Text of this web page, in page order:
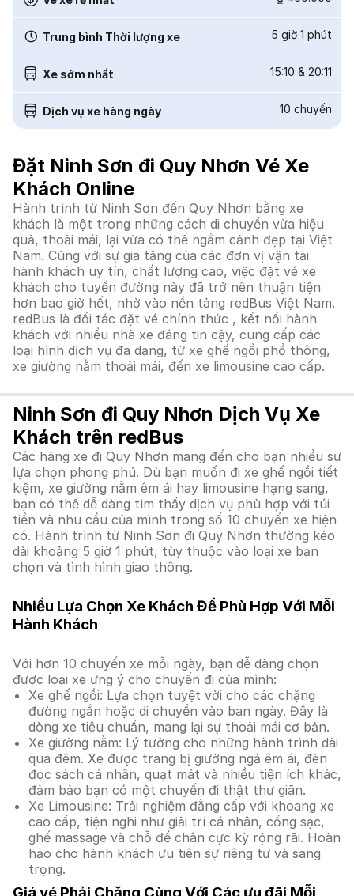
Trung bình Thời lượng xe 5 giờ 1 phút
Xe sớm nhất 15:10 & 20:11
Dịch vụ xe hàng ngày 10 chuyến
Đặt Ninh Sơn đi Quy Nhơn Vé Xe
Khách Online
Hành trình từ Ninh Sơn đến Quy Nhơn bằng xe
khách là một trong những cách di chuyển vừa hiệu
quả, thoải mái, lại vừa có thể ngắm cảnh đẹp tại Việt
Nam. Cùng với sự gia tăng của các đơn vị vận tải
hành khách uy tín, chất lượng cao, việc đặt vé xe
khách cho tuyến đường này đã trở nên thuận tiện
hơn bao giờ hết, nhờ vào nền tảng redBus Việt Nam.
redBus là đối tác đặt vé chính thức , kết nối hành
khách với nhiều nhà xe đáng tin cậy, cung cấp các
loại hình dịch vụ đa dạng, từ xe ghế ngồi phổ thông,
xe giường nằm thoải mái, đến xe limousine cao cấp.
Ninh Sơn đi Quy Nhơn Dịch Vụ Xe
Khách trên redBus
Các hãng xe đi Quy Nhơn mang đến cho bạn nhiều sự
lựa chọn phong phú. Dù bạn muốn đi xe ghế ngồi tiết
kiệm, xe giường nằm êm ái hay limousine hạng sang,
bạn có thể dễ dàng tìm thấy dịch vụ phù hợp với túi
tiền và nhu cầu của mình trong số 10 chuyến xe hiện
có. Hành trình từ Ninh Sơn đi Quy Nhơn thường kéo
dài khoảng 5 giờ 1 phút, tùy thuộc vào loại xe bạn
chọn và tình hình giao thông.
Nhiều Lựa Chọn Xe Khách Để Phù Hợp Với Mỗi
Hành Khách
Với hơn 10 chuyến xe mỗi ngày, bạn dễ dàng chọn
được loại xe ưng ý cho chuyến đi của mình:
Xe ghế ngồi: Lựa chọn tuyệt vời cho các chặng
đường ngắn hoặc di chuyển vào ban ngày. Đây là
dòng xe tiêu chuẩn, mang lại sự thoải mái cơ bản.
Xe giường nằm: Lý tưởng cho những hành trình dài
qua đêm. Xe được trang bị giường ngả êm ái, đèn
đọc sách cá nhân, quạt mát và nhiều tiện ích khác,
đảm bảo bạn có một chuyến đi thật thư giãn.
Xe Limousine: Trải nghiệm đẳng cấp với khoang xe
cao cấp, tiện nghi như giải trí cá nhân, cổng sạc,
ghế massage và chỗ để chân cực kỳ rộng rãi. Hoàn
hảo cho hành khách ưu tiên sự riêng tư và sang
trọng.